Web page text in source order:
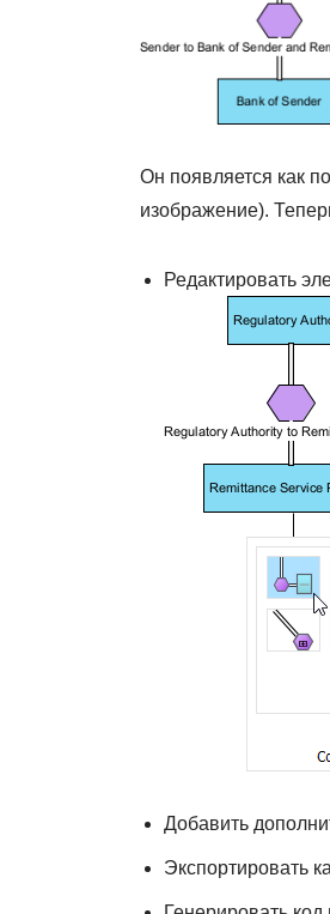
Он появляется как
изображение).
Редактировать
Добавить
Экспортировать